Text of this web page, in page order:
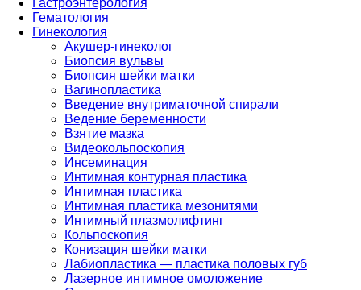
Гастроэнтерология
Гематология
Гинекология
Акушер-гинеколог
Биопсия вульвы
Биопсия шейки матки
Вагинопластика
Введение внутриматочной спирали
Ведение беременности
Взятие мазка
Видеокольпоскопия
Инсеминация
Интимная контурная пластика
Интимная пластика
Интимная пластика мезонитями
Интимный плазмолифтинг
Кольпоскопия
Конизация шейки матки
Лабиопластика — пластика половых губ
Лазерное интимное омоложение